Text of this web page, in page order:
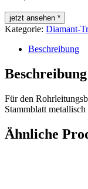
jetzt ansehen *
Kategorie: Diamant-
Beschreibung
Beschreibung
Für den
Stammblatt metallisch
Ähnliche